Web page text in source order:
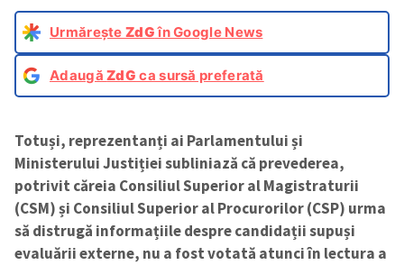
Urmărește ZdGîn Google News
AdaugăZdG ca sursă preferată
Totuși, reprezentanți ai Parlamentului și
Ministerului Justiției subliniază că prevederea,
potrivit căreia Consiliul Superior al Magistraturii
(CSM) și Consiliul Superior al Procurorilor (CSP) urma
să distrugă informațiile despre candidații supuși
evaluării externe, nu a fost votată atunci în lectura a